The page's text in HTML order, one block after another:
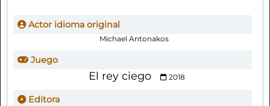
Actor idioma original
Michael Antonakos
Juego
El rey ciego 2018
Editora